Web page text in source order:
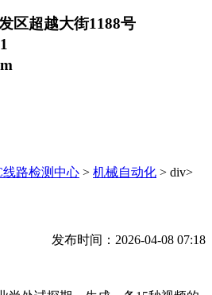
区超越大街1188号
线路检测中心 > 机械自动化 > div>
发布时间：2026-04-08 07:18